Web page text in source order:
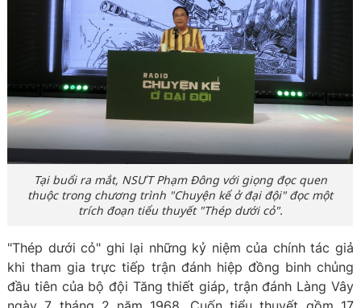
Tại buổi ra mắt, NSƯT Phạm Đông với giọng đọc quen
thuộc trong chương trình "Chuyện kể ở đại đội" đọc một
trích đoạn tiểu thuyết "Thép dưới cỏ".
"Thép dưới cỏ" ghi lại những kỷ niệm của chính tác giả
khi tham gia trực tiếp trận đánh hiệp đồng binh chủng
đầu tiên của bộ đội Tăng thiết giáp, trận đánh Làng Vây